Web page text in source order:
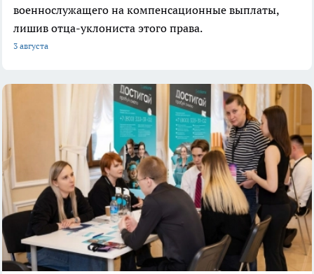
военнослужащего на компенсационные выплаты,
лишив отца-уклониста этого права.
3 августа